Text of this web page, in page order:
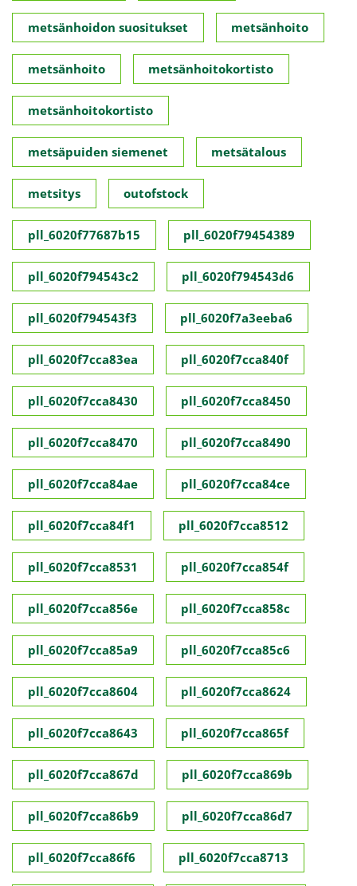
metsänhoidon suositukset metsänhoito
metsänhoito metsänhoitokortisto
metsänhoitokortisto
metsäpuiden siemenet metsätalous
metsitys outofstock
pll_6020f77687b15 pll_6020f79454389
pll_6020f794543c2 pll_6020f794543d6
pll_6020f794543f3 pll_6020f7a3eeba6
pll_6020f7cca83ea pll_6020f7cca840f
pll_6020f7cca8430 pll_6020f7cca8450
pll_6020f7cca8470 pll_6020f7cca8490
pll_6020f7cca84ae pll_6020f7cca84ce
pll_6020f7cca84f1 pll_6020f7cca8512
pll_6020f7cca8531 pll_6020f7cca854f
pll_6020f7cca856e pll_6020f7cca858c
pll_6020f7cca85a9 pll_6020f7cca85c6
pll_6020f7cca8604 pll_6020f7cca8624
pll_6020f7cca8643 pll_6020f7cca865f
pll_6020f7cca867d pll_6020f7cca869b
pll_6020f7cca86b9 pll_6020f7cca86d7
pll_6020f7cca86f6 pll_6020f7cca8713